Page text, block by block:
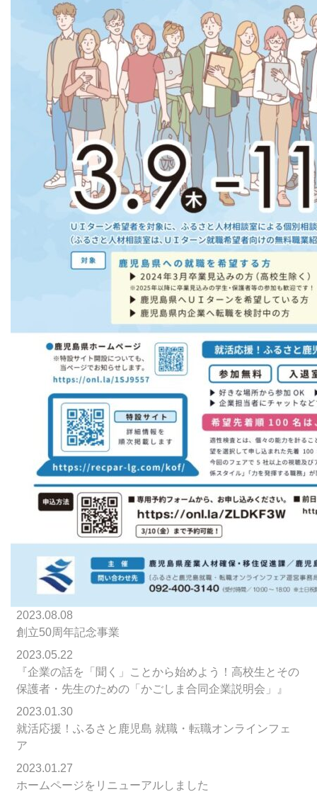
2023.08.08
創立50周年記念事業
2023.05.22
『企業の話を「聞く」ことから始めよう！高校生とその
保護者・先生のための「かごしま合同企業説明会」』
2023.01.30
就活応援！ふるさと鹿児島 就職・転職オンラインフェ
ア
2023.01.27
ホームページをリニューアルしました